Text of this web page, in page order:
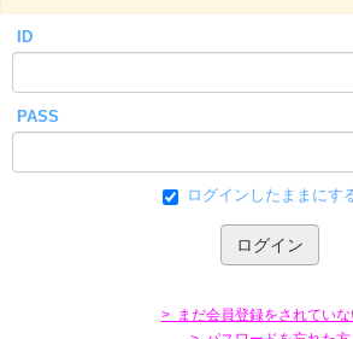
小説
ID
PASS
ログインしたままにす
> まだ会員登録をされていな